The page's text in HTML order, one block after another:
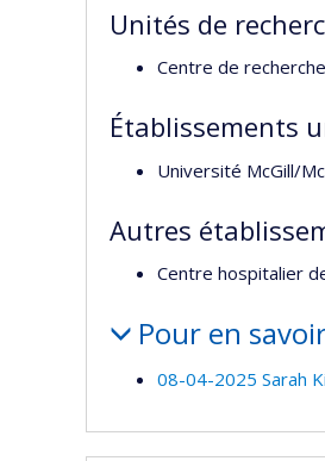
Unités de
Centre de
Établissements
Université McGill/
Autres
Centre hospitalier
Pour en
08-04-2025 Sarah